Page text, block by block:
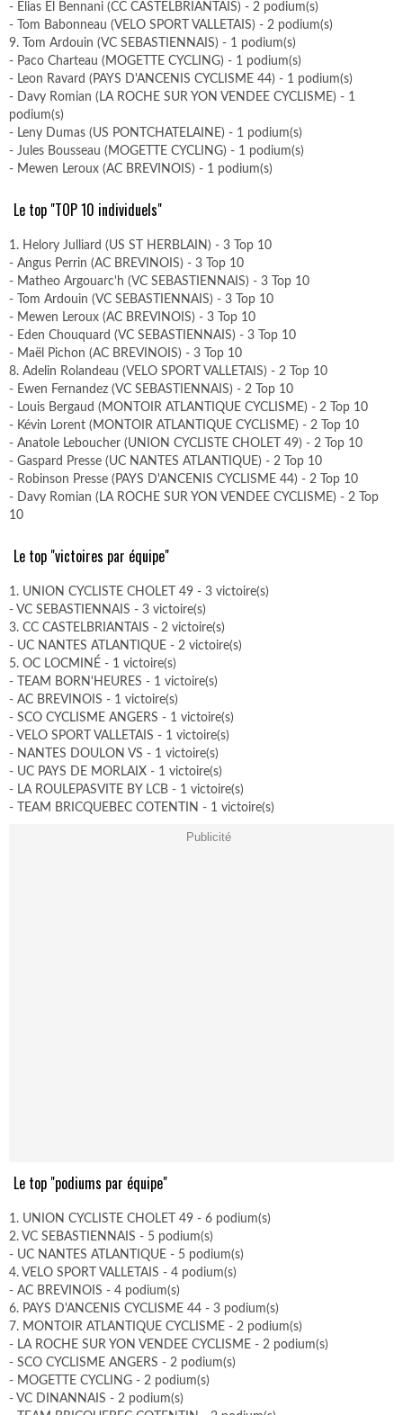
- Elias El Bennani (CC CASTELBRIANTAIS) - 2 podium(s)
- Tom Babonneau (VELO SPORT VALLETAIS) - 2 podium(s)
9. Tom Ardouin (VC SEBASTIENNAIS) - 1 podium(s)
- Paco Charteau (MOGETTE CYCLING) - 1 podium(s)
- Leon Ravard (PAYS D'ANCENIS CYCLISME 44) - 1 podium(s)
- Davy Romian (LA ROCHE SUR YON VENDEE CYCLISME) - 1
podium(s)
- Leny Dumas (US PONTCHATELAINE) - 1 podium(s)
- Jules Bousseau (MOGETTE CYCLING) - 1 podium(s)
- Mewen Leroux (AC BREVINOIS) - 1 podium(s)
Le top "TOP 10 individuels"
1. Helory Julliard (US ST HERBLAIN) - 3 Top 10
- Angus Perrin (AC BREVINOIS) - 3 Top 10
- Matheo Argouarc'h (VC SEBASTIENNAIS) - 3 Top 10
- Tom Ardouin (VC SEBASTIENNAIS) - 3 Top 10
- Mewen Leroux (AC BREVINOIS) - 3 Top 10
- Eden Chouquard (VC SEBASTIENNAIS) - 3 Top 10
- Maël Pichon (AC BREVINOIS) - 3 Top 10
8. Adelin Rolandeau (VELO SPORT VALLETAIS) - 2 Top 10
- Ewen Fernandez (VC SEBASTIENNAIS) - 2 Top 10
- Louis Bergaud (MONTOIR ATLANTIQUE CYCLISME) - 2 Top 10
- Kévin Lorent (MONTOIR ATLANTIQUE CYCLISME) - 2 Top 10
- Anatole Leboucher (UNION CYCLISTE CHOLET 49) - 2 Top 10
- Gaspard Presse (UC NANTES ATLANTIQUE) - 2 Top 10
- Robinson Presse (PAYS D'ANCENIS CYCLISME 44) - 2 Top 10
- Davy Romian (LA ROCHE SUR YON VENDEE CYCLISME) - 2 Top
10
Le top "victoires par équipe"
1. UNION CYCLISTE CHOLET 49 - 3 victoire(s)
- VC SEBASTIENNAIS - 3 victoire(s)
3. CC CASTELBRIANTAIS - 2 victoire(s)
- UC NANTES ATLANTIQUE - 2 victoire(s)
5. OC LOCMINÉ - 1 victoire(s)
- TEAM BORN'HEURES - 1 victoire(s)
- AC BREVINOIS - 1 victoire(s)
- SCO CYCLISME ANGERS - 1 victoire(s)
- VELO SPORT VALLETAIS - 1 victoire(s)
- NANTES DOULON VS - 1 victoire(s)
- UC PAYS DE MORLAIX - 1 victoire(s)
- LA ROULEPASVITE BY LCB - 1 victoire(s)
- TEAM BRICQUEBEC COTENTIN - 1 victoire(s)
Publicité
Le top "podiums par équipe"
1. UNION CYCLISTE CHOLET 49 - 6 podium(s)
2. VC SEBASTIENNAIS - 5 podium(s)
- UC NANTES ATLANTIQUE - 5 podium(s)
4. VELO SPORT VALLETAIS - 4 podium(s)
- AC BREVINOIS - 4 podium(s)
6. PAYS D'ANCENIS CYCLISME 44 - 3 podium(s)
7. MONTOIR ATLANTIQUE CYCLISME - 2 podium(s)
- LA ROCHE SUR YON VENDEE CYCLISME - 2 podium(s)
- SCO CYCLISME ANGERS - 2 podium(s)
- MOGETTE CYCLING - 2 podium(s)
- VC DINANNAIS - 2 podium(s)